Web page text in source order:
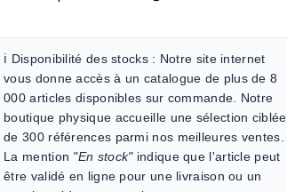
ℹ️ Disponibilité des stocks : Notre site internet
vous donne accès à un catalogue de plus de 8
000 articles disponibles sur commande. Notre
boutique physique accueille une sélection ciblée
de 300 références parmi nos meilleures ventes.
La mention "En stock"indique que l'article peut
être validé en ligne pour une livraison ou un